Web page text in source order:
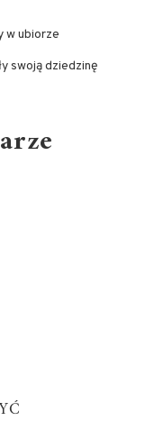
w ubiorze
swoją dziedzinę